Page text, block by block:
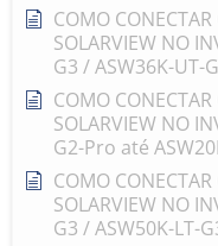
COMO
SOLARVIEW NO
G3 / ASW36K-UT-
COMO
SOLARVIEW NO
G2-Pro até
COMO
SOLARVIEW NO
G3 / ASW50K-LT-